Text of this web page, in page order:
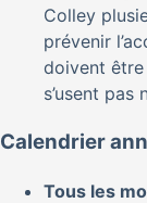
Colley
prévenir
doivent être
s’usent pas
Calendrier
Tous les